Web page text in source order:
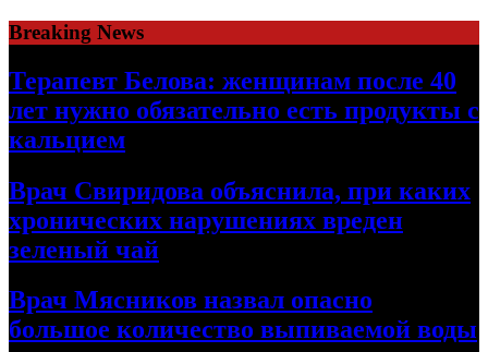
Skip
to
content
Breaking News
Терапевт Белова: женщинам после 40
лет нужно обязательно есть продукты с
кальцием
Врач Свиридова объяснила, при каких
хронических нарушениях вреден
зеленый чай
Врач Мясников назвал опасно
большое количество выпиваемой воды